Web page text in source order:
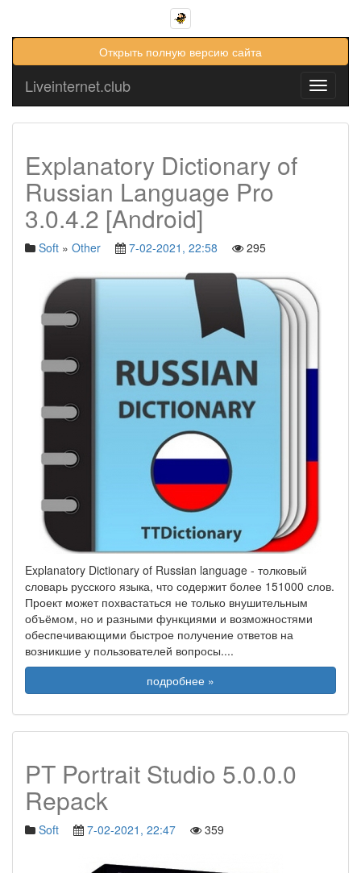
Открыть полную версию сайта
Toggle
Liveinternet.club
Explanatory Dictionary of
Russian Language Pro
3.0.4.2 [Android]
Soft » Other 7-02-2021, 22:58 295
Explanatory Dictionary of Russian language - толковый
словарь русского языка, что содержит более 151000 слов.
Проект может похвастаться не только внушительным
объёмом, но и разными функциями и возможностями
обеспечивающими быстрое получение ответов на
возникшие у пользователей вопросы....
подробнее »
PT Portrait Studio 5.0.0.0
Repack
Soft 7-02-2021, 22:47 359